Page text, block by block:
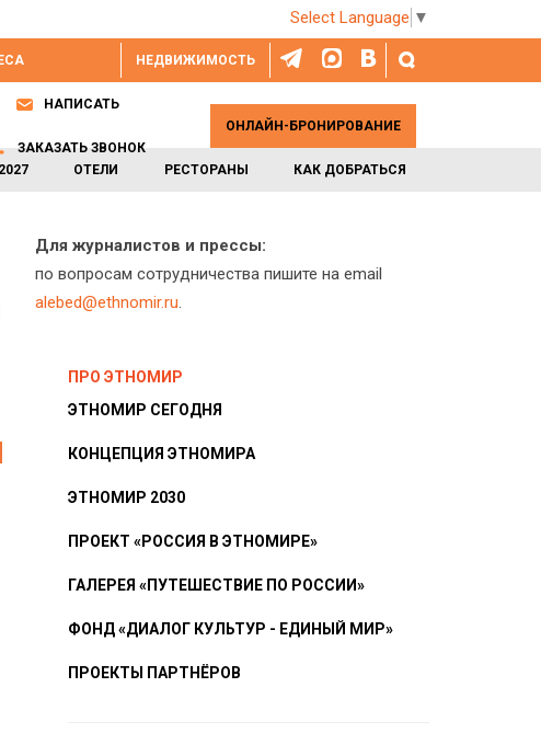
Select Language ▼
НЕДВИЖИМОСТЬ
ОТЕЛИ РЕСТОРАНЫ КАК ДОБРАТЬСЯ
НАПИСАТЬ
ЗАКАЗАТЬ ЗВОНОК
ОНЛАЙН-БРОНИРОВАНИЕ
Для журналистов и прессы:
по вопросам сотрудничества пишите на email
alebed@ethnomir.ru.
ПРО ЭТНОМИР
ЭТНОМИР СЕГОДНЯ
КОНЦЕПЦИЯ ЭТНОМИРА
ЭТНОМИР 2030
ПРОЕКТ «РОССИЯ В ЭТНОМИРЕ»
ГАЛЕРЕЯ «ПУТЕШЕСТВИЕ ПО РОССИИ»
ФОНД «ДИАЛОГ КУЛЬТУР - ЕДИНЫЙ МИР»
ПРОЕКТЫ ПАРТНЁРОВ